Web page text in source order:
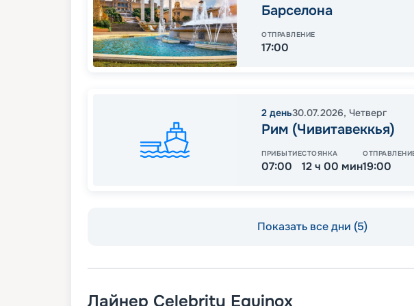
Барселона
ОТПРАВЛЕНИЕ
17:00
2 день30.07.2026, Четверг
Рим (Чивитавеккья)
ПРИБЫТИЕ
07:00
СТОЯНКА
12 ч 00 мин19:00
Показать все дни (5)
Лайнер Celebrity Equinox